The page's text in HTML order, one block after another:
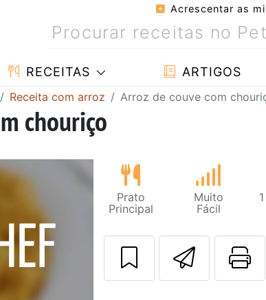
Acrescentar as
RECEITAS ARTIGOS
Receita com arroz Arroz de couve com
chouriço
Prato
Principal
Muito
Fácil